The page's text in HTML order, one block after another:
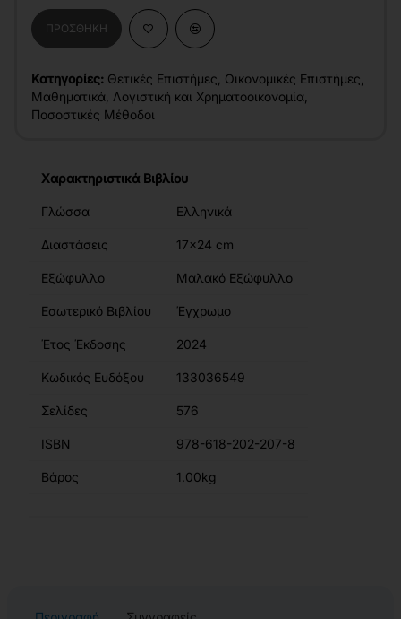
ΠΡΟΣΘΉΚΗ
Κατηγορίες: Θετικές Επιστήμες Οικονομικές Επιστήμες
Μαθηματικά Λογιστική και Χρηματοοικονομία
Ποσοστικές Μέθοδοι
Χαρακτηριστικά Βιβλίου
Γλώσσα Ελληνικά
Διαστάσεις 17x24 cm
Εξώφυλλο Μαλακό Εξώφυλλο
Εσωτερικό Βιβλίου Έγχρωμο
Έτος Έκδοσης 2024
Κωδικός Ευδόξου 133036549
Σελίδες 576
ISBN 978-618-202-207-8
Βάρος 1.00kg